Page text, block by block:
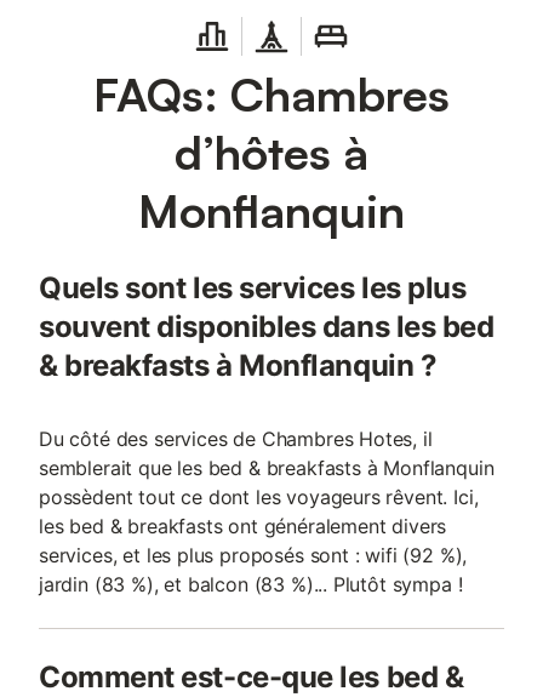
FAQs: Chambres
d’hôtes à
Monflanquin
Quels sont les services les plus
souvent disponibles dans les bed
& breakfasts à Monflanquin ?
Du côté des services de Chambres Hotes, il
semblerait que les bed & breakfasts à Monflanquin
possèdent tout ce dont les voyageurs rêvent. Ici,
les bed & breakfasts ont généralement divers
services, et les plus proposés sont : wifi (92 %),
jardin (83 %), et balcon (83 %)... Plutôt sympa !
Comment est-ce-que les bed &